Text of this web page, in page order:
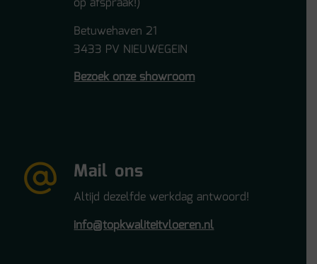
Betuwehaven 21
3433 PV NIEUWEGEIN
Bezoek onze showroom
Mail ons
Altijd dezelfde werkdag antwoord!
info@topkwaliteitvloeren.nl